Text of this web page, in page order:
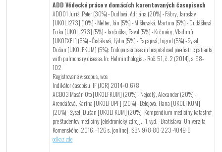
ADD Vědecké práce v domácích karentovaných časopisech
ADD01 Juriš, Peter (30%) - Dudlová, Adriána (20%) - Fábry, Jaroslav
[UKOLJ273] (10%) - Melter, Ján (5%) - Miškovská, Martina (5%) - Dudášková
Erika [UKOLJ273] (5%) - Jarčuška, Pavol (5%) - Krčméry, Vladimír
[UKOEXFL] (5%) - Čisláková, Lýdia (5%) - Papajová, Ingrid (5%) - Sysel,
Dušan [UKOLFKUM] (5%): Endoparasitoses in hospitalised paediatric patients
with pulmonary disease. In: Helminthologia. - Roč. 51, č. 2 (2014), s. 98-
102
Registrované v: scopus, wos
Indikátor časopisu: IF (JCR) 2014=0,678
ACB03 Masár, Oto [UKOLFKUM] (20%) - Nejedlý, Alexander (20%) -
Arendášová, Karina [UKOLFUPF] (20%) - Belejová, Hana [UKOLFKUM]
(20%) - Sysel, Dušan [UKOLFKUM] (20%): Kompendium medicíny katastrof
pre študentov medicíny [elektronický zdroj]. - 1. vyd. - Bratislava: Univerzita
Komenského, 2016. - 126 s. [online]. ISBN 978-80-223-4049-6
odkaz zde